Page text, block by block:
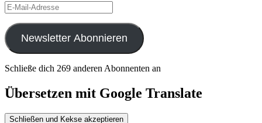
E-
Mail-
Adresse
Newsletter Abonnieren
Schließe dich 269 anderen Abonnenten an
Übersetzen mit Google Translate